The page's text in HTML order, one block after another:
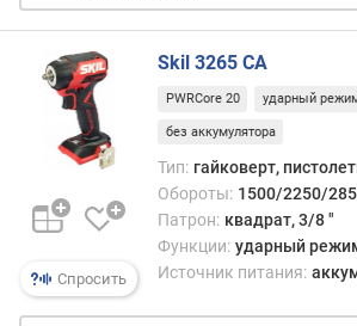
щ
е
г
о
о
е
н
а
(
Спросить
Skil 3265 CA
PWRCore 20 ударный
без аккумулятора
Тип: гайковерт,
Обороты: 1500/2250/
Патрон: квадрат, 3/8 "
Функции: ударный
Источник питания: